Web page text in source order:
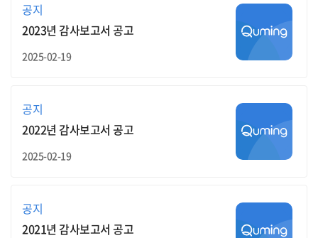
공지
2023년 감사보고서 공고
2025-02-19
공지
2022년 감사보고서 공고
2025-02-19
공지
2021년 감사보고서 공고